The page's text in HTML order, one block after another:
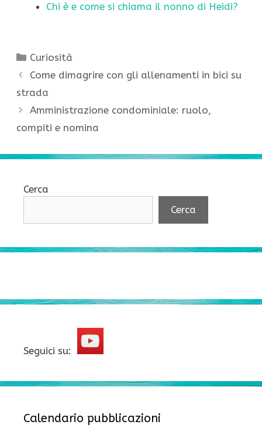
Chi è e come si chiama il nonno di Heidi?
Categorie
Curiosità
Come dimagrire con gli allenamenti in bici su
strada
Amministrazione condominiale: ruolo,
compiti e nomina
Cerca
Cerca
Seguici su:
Calendario pubblicazioni